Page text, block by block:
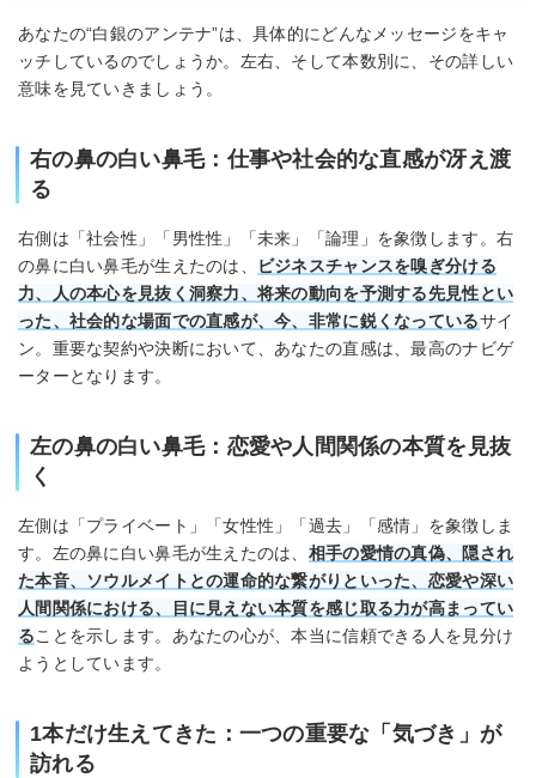
あなたの“白銀のアンテナ”は、具体的にどんなメッセージをキャ
ッチしているのでしょうか。左右、そして本数別に、その詳しい
意味を見ていきましょう。
右の鼻の白い鼻毛：仕事や社会的な直感が冴え渡
る
右側は「社会性」「男性性」「未来」「論理」を象徴します。右
の鼻に白い鼻毛が生えたのは、
ビジネスチャンスを嗅ぎ分ける
力、人の本心を見抜く洞察力、将来の動向を予測する先見性とい
った、社会的な場面での直感が、今、非常に鋭くなっているサイ
ン。重要な契約や決断において、あなたの直感は、最高のナビゲ
ーターとなります。
左の鼻の白い鼻毛：恋愛や人間関係の本質を見抜
く
左側は「プライベート」「女性性」「過去」「感情」を象徴しま
す。左の鼻に白い鼻毛が生えたのは、 相手の愛情の真偽、隠され
た本音、ソウルメイトとの運命的な繋がりといった、恋愛や深い
人間関係における、目に見えない本質を感じ取る力が高まってい
ることを示します。あなたの心が、本当に信頼できる人を見分け
ようとしています。
1本だけ生えてきた：一つの重要な「気づき」が
訪れる